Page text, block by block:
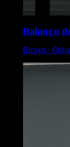
Balanço
Biceps ∙